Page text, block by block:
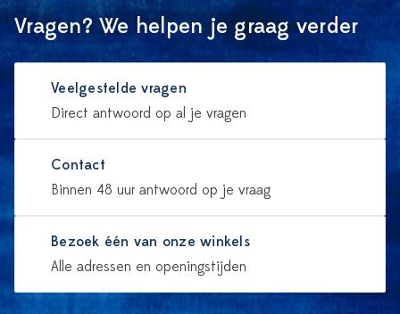
Vragen? We helpen je graag verder
Veelgestelde vragen
Direct antwoord op al je vragen
Contact
Binnen 48 uur antwoord op je vraag
Bezoek één van onze winkels
Alle adressen en openingstijden